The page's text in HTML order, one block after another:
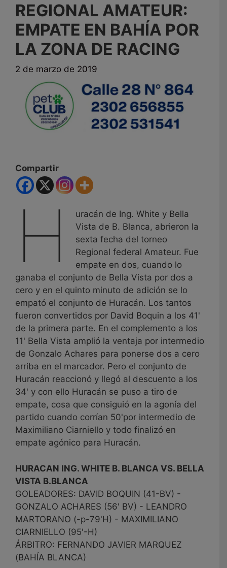
REGIONAL AMATEUR:
EMPATE EN BAHÍA POR
LA ZONA DE RACING
2 de marzo de 2019
Compartir
H
uracán de Ing. White y Bella
Vista de B. Blanca, abrieron la
sexta fecha del torneo
Regional federal Amateur. Fue
empate en dos, cuando lo
ganaba el conjunto de Bella Vista por dos a
cero y en el quinto minuto de adición se lo
empató el conjunto de Huracán. Los tantos
fueron convertidos por David Boquin a los 41'
de la primera parte. En el complemento a los
11' Bella Vista amplió la ventaja por intermedio
de Gonzalo Achares para ponerse dos a cero
arriba en el marcador. Pero el conjunto de
Huracán reaccionó y llegó al descuento a los
34' y con ello Huracán se puso a tiro de
empate, cosa que consiguió en la agonía del
partido cuando corrían 50'por intermedio de
Maximiliano Ciarniello y todo finalizó en
empate agónico para Huracán.
HURACAN ING. WHITE B. BLANCA VS. BELLA
VISTA B.BLANCA
GOLEADORES: DAVID BOQUIN (41-BV) -
GONZALO ACHARES (56' BV) - LEANDRO
MARTORANO (-p-79'H) - MAXIMILIANO
CIARNIELLO (95'-H)
ÁRBITRO: FERNANDO JAVIER MARQUEZ
(BAHÍA BLANCA)